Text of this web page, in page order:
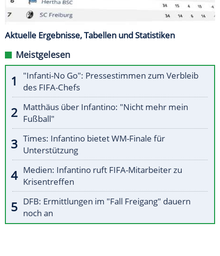
Aktuelle Ergebnisse, Tabellen und Statistiken
Meistgelesen
"Infanti-No Go": Pressestimmen zum Verbleib
des FIFA-Chefs
Matthäus über Infantino: "Nicht mehr mein
Fußball"
Times: Infantino bietet WM-Finale für
Unterstützung
Medien: Infantino ruft FIFA-Mitarbeiter zu
Krisentreffen
DFB: Ermittlungen im "Fall Freigang" dauern
noch an